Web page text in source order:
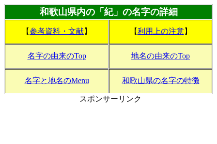
和歌山県内の「紀」の名字の詳細
【参考資料・文献】 【利用上の注意】
名字の由来のTop 地名の由来のTop
名字と地名のMenu 和歌山県の名字の特徴
スポンサーリンク